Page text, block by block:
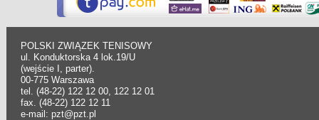
POLSKI ZWIĄZEK TENISOWY
ul. Konduktorska 4 lok.19/U
(wejście I, parter).
00-775 Warszawa
tel. (48-22) 122 12 00, 122 12 01
fax. (48-22) 122 12 11
e-mail: pzt@pzt.pl